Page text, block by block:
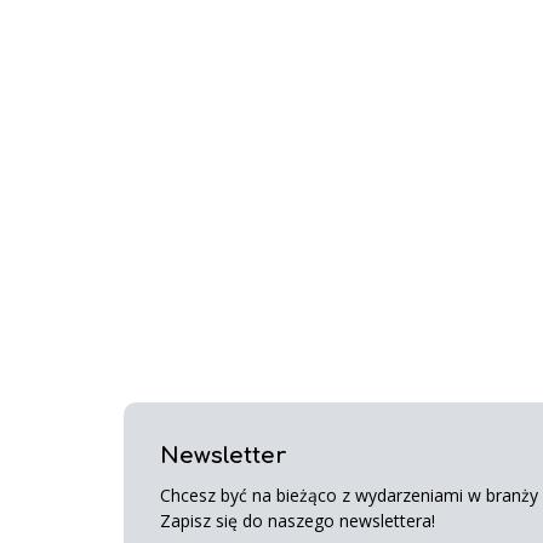
Newsletter
Chcesz być na bieżąco z wydarzeniami w
Zapisz się do naszego newslettera!